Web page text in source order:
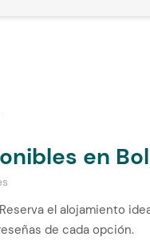
en
el alojamiento
de cada opción.